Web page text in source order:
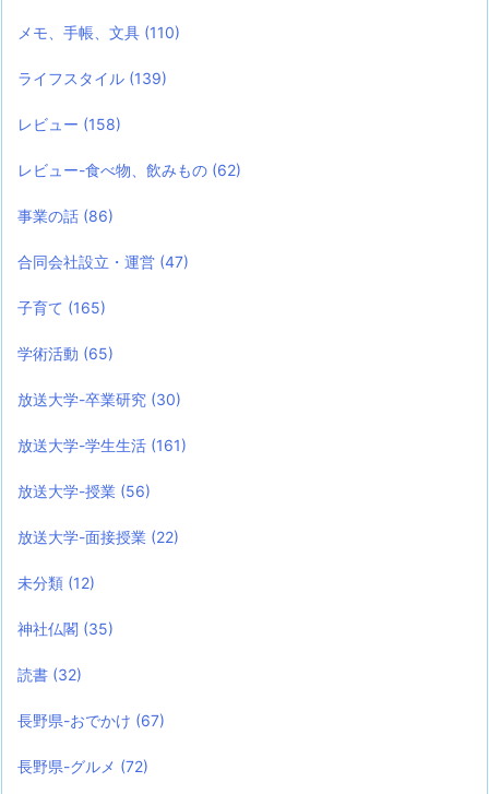
メモ、手帳、文具 (110)
ライフスタイル (139)
レビュー (158)
レビュー-食べ物、飲みもの (62)
事業の話 (86)
合同会社設立・運営 (47)
子育て (165)
学術活動 (65)
放送大学-卒業研究 (30)
放送大学-学生生活 (161)
放送大学-授業 (56)
放送大学-面接授業 (22)
未分類 (12)
神社仏閣 (35)
読書 (32)
長野県-おでかけ (67)
長野県-グルメ (72)